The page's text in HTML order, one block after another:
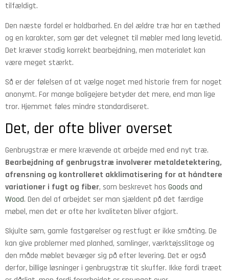
tilfældigt.
Den næste fordel er holdbarhed. En del ældre træ har en tæthed
og en karakter, som gør det velegnet til møbler med lang levetid.
Det kræver stadig korrekt bearbejdning, men materialet kan
være meget stærkt.
Så er der følelsen af at vælge noget med historie frem for noget
anonymt. For mange boligejere betyder det mere, end man lige
tror. Hjemmet føles mindre standardiseret.
Det, der ofte bliver overset
Genbrugstræ er mere krævende at arbejde med end nyt træ.
Bearbejdning af genbrugstræ involverer metaldetektering,
afrensning og kontrolleret akklimatisering for at håndtere
variationer i fugt og fiber, som beskrevet hos Goods and
Wood. Den del af arbejdet ser man sjældent på det færdige
møbel, men det er ofte her kvaliteten bliver afgjort.
Skjulte søm, gamle fastgørelser og restfugt er ikke småting. De
kan give problemer med planhed, samlinger, værktøjsslitage og
den måde møblet bevæger sig på efter levering. Det er også
derfor, billige løsninger i genbrugstræ tit skuffer. Ikke fordi træet